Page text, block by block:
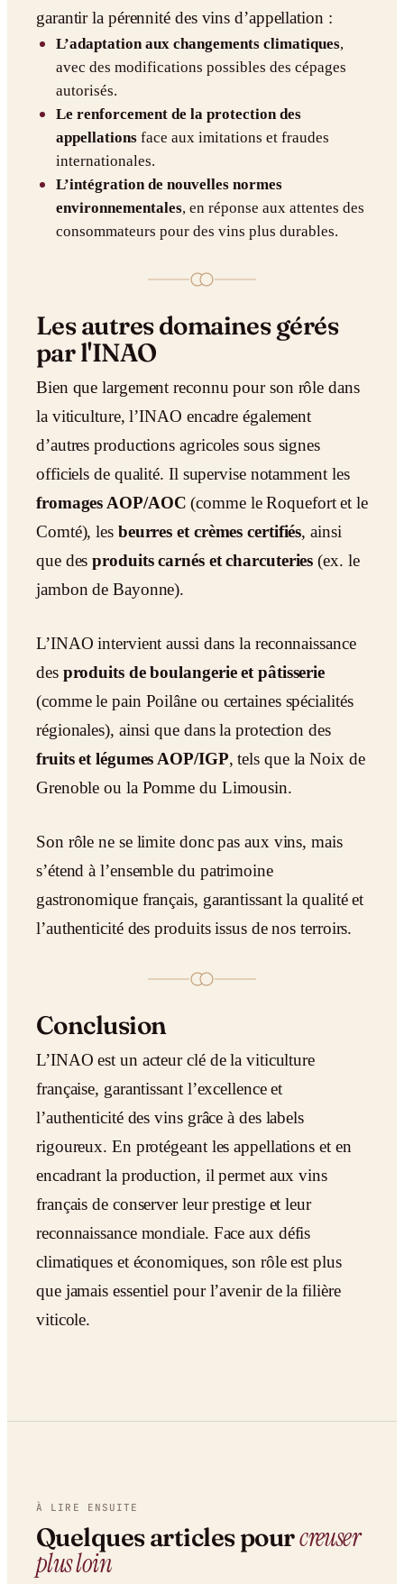
garantir la pérennité des vins d’appellation :
L’adaptation aux changements climatiques,
avec des modifications possibles des cépages
autorisés.
Le renforcement de la protection des
appellations face aux imitations et fraudes
internationales.
L’intégration de nouvelles normes
environnementales, en réponse aux attentes des
consommateurs pour des vins plus durables.
Les autres domaines gérés
par l'INAO
Bien que largement reconnu pour son rôle dans
la viticulture, l’INAO encadre également
d’autres productions agricoles sous signes
officiels de qualité. Il supervise notamment les
fromages AOP/AOC (comme le Roquefort et le
Comté), les beurres et crèmes certifiés, ainsi
que desproduits carnés et charcuteries (ex. le
jambon de Bayonne).
L’INAO intervient aussi dans la reconnaissance
des produits de boulangerie et pâtisserie
(comme le pain Poilâne ou certaines spécialités
régionales), ainsi que dans la protection des
fruits et légumes AOP/IGP, tels que la Noix de
Grenoble ou la Pomme du Limousin.
Son rôle ne se limite donc pas aux vins, mais
s’étend à l’ensemble du patrimoine
gastronomique français, garantissant la qualité et
l’authenticité des produits issus de nos terroirs.
Conclusion
L’INAO est un acteur clé de la viticulture
française, garantissant l’excellence et
l’authenticité des vins grâce à des labels
rigoureux. En protégeant les appellations et en
encadrant la production, il permet aux vins
français de conserver leur prestige et leur
reconnaissance mondiale. Face aux défis
climatiques et économiques, son rôle est plus
que jamais essentiel pour l’avenir de la filière
viticole.
À LIRE ENSUITE
Quelques articles pourcreuser
plus loin